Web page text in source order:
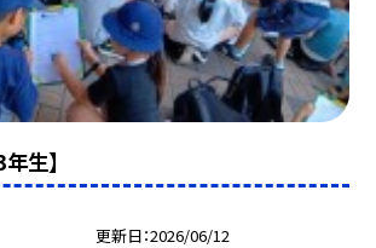
生】
更新日 2026/06/12